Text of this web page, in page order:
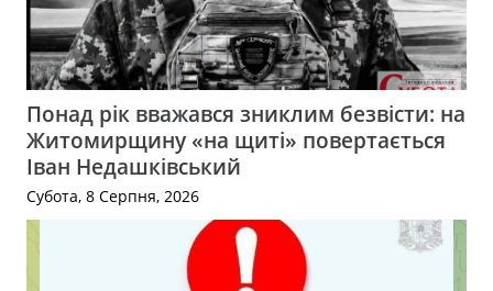
Понад рік вважався зниклим безвісти: на
Житомирщину «на щиті» повертається
Іван Недашківський
Субота, 8 Серпня, 2026